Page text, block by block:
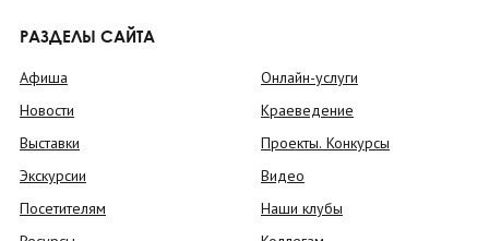
РАЗДЕЛЫ САЙТА
Афиша
Новости
Выставки
Экскурсии
Посетителям
Онлайн-услуги
Краеведение
Проекты. Конкурсы
Видео
Наши клубы